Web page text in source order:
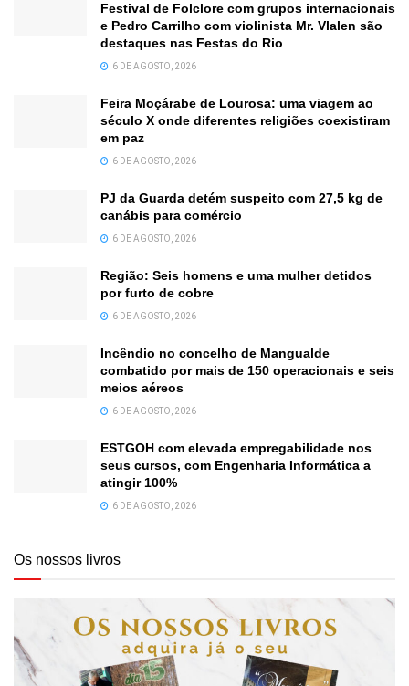
Festival de Folclore com grupos internacionais
e Pedro Carrilho com violinista Mr. Vlalen são
destaques nas Festas do Rio
6 DE AGOSTO, 2026
Feira Moçárabe de Lourosa: uma viagem ao
século X onde diferentes religiões coexistiram
em paz
6 DE AGOSTO, 2026
PJ da Guarda detém suspeito com 27,5 kg de
canábis para comércio
6 DE AGOSTO, 2026
Região: Seis homens e uma mulher detidos
por furto de cobre
6 DE AGOSTO, 2026
Incêndio no concelho de Mangualde
combatido por mais de 150 operacionais e seis
meios aéreos
6 DE AGOSTO, 2026
ESTGOH com elevada empregabilidade nos
seus cursos, com Engenharia Informática a
atingir 100%
6 DE AGOSTO, 2026
Os nossos livros